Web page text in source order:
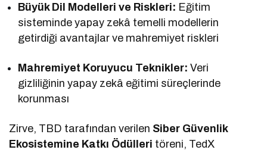
Büyük Dil Modelleri ve Riskleri: Eğitim
sisteminde yapay zekâ temelli modellerin
getirdiği avantajlar ve mahremiyet riskleri
Mahremiyet Koruyucu Teknikler: Veri
gizliliğinin yapay zekâ eğitimi süreçlerinde
korunması
Zirve, TBD tarafından verilen Siber Güvenlik
Ekosistemine Katkı Ödülleri töreni, TedX